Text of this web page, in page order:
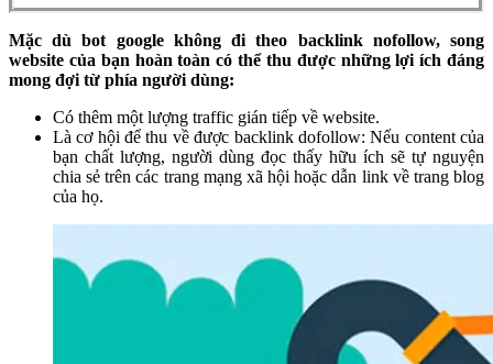
Mặc dù bot google không đi theo backlink nofollow, song
website của bạn hoàn toàn có thể thu được những lợi ích đáng
mong đợi từ phía người dùng:
Có thêm một lượng traffic gián tiếp về website.
Là cơ hội để thu về được backlink dofollow: Nếu content của
bạn chất lượng, người dùng đọc thấy hữu ích sẽ tự nguyện
chia sẻ trên các trang mạng xã hội hoặc dẫn link về trang blog
của họ.